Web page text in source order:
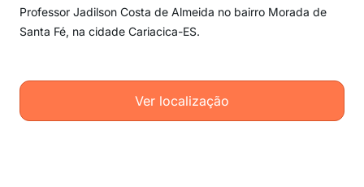
Professor Jadilson Costa de Almeida no bairro Morada de
Santa Fé, na cidade Cariacica-ES.
Ver localização